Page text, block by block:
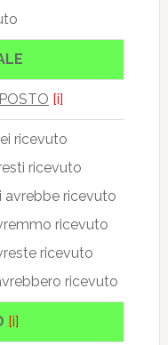
[i]
ricevuto
ricevuto
avrebbe ricevuto
ricevuto
ricevuto
ricevuto
[i]